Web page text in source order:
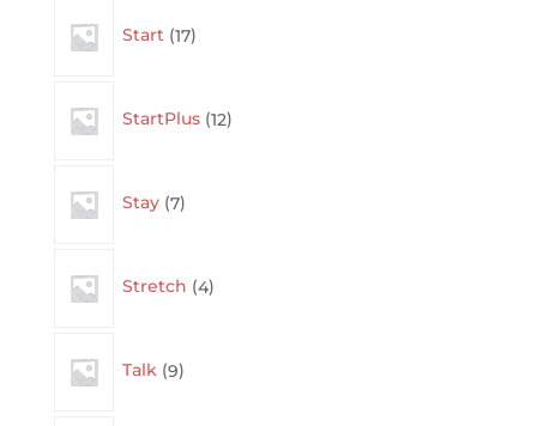
Start 17products
StartPlus 12products
Stay 7products
Stretch 4products
Talk 9products